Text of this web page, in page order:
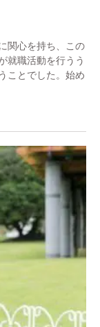
関心を持ち、この
就職活動を行うう
ことでした。始め